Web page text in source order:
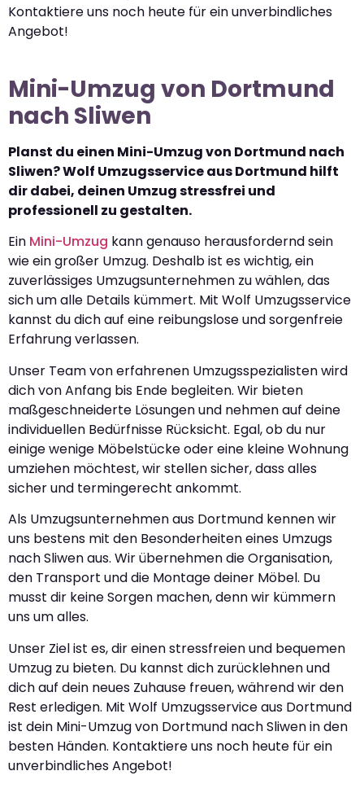
Kontaktiere uns noch heute für ein unverbindliches
Angebot!
Mini-Umzug von Dortmund
nach Sliwen
Planst du einen Mini-Umzug von Dortmund nach
Sliwen? Wolf Umzugsservice aus Dortmund hilft
dir dabei, deinen Umzug stressfrei und
professionell zu gestalten.
Ein Mini-Umzug kann genauso herausfordernd sein
wie ein großer Umzug. Deshalb ist es wichtig, ein
zuverlässiges Umzugsunternehmen zu wählen, das
sich um alle Details kümmert. Mit Wolf Umzugsservice
kannst du dich auf eine reibungslose und sorgenfreie
Erfahrung verlassen.
Unser Team von erfahrenen Umzugsspezialisten wird
dich von Anfang bis Ende begleiten. Wir bieten
maßgeschneiderte Lösungen und nehmen auf deine
individuellen Bedürfnisse Rücksicht. Egal, ob du nur
einige wenige Möbelstücke oder eine kleine Wohnung
umziehen möchtest, wir stellen sicher, dass alles
sicher und termingerecht ankommt.
Als Umzugsunternehmen aus Dortmund kennen wir
uns bestens mit den Besonderheiten eines Umzugs
nach Sliwen aus. Wir übernehmen die Organisation,
den Transport und die Montage deiner Möbel. Du
musst dir keine Sorgen machen, denn wir kümmern
uns um alles.
Unser Ziel ist es, dir einen stressfreien und bequemen
Umzug zu bieten. Du kannst dich zurücklehnen und
dich auf dein neues Zuhause freuen, während wir den
Rest erledigen. Mit Wolf Umzugsservice aus Dortmund
ist dein Mini-Umzug von Dortmund nach Sliwen in den
besten Händen. Kontaktiere uns noch heute für ein
unverbindliches Angebot!